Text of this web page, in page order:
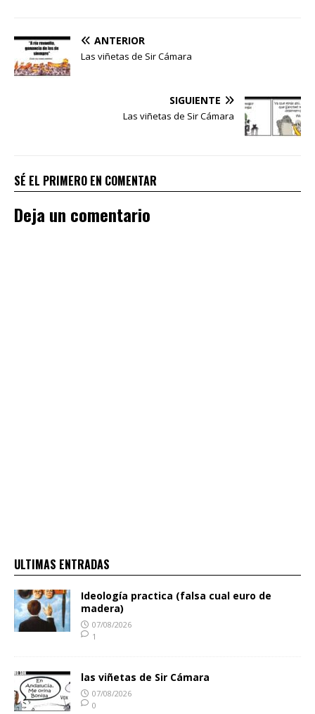
ANTERIOR
Las viñetas de Sir Cámara
SIGUIENTE
Las viñetas de Sir Cámara
SÉ EL PRIMERO EN COMENTAR
Deja un comentario
ULTIMAS ENTRADAS
Ideología practica (falsa cual euro de
madera)
07/08/2026
1
las viñetas de Sir Cámara
07/08/2026
0